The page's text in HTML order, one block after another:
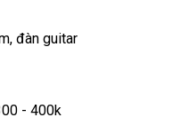
đàn guitar
- 400k